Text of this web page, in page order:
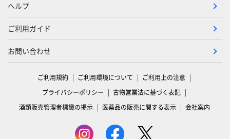
ヘルプ
ご利用ガイド
お問い合わせ
ご利用規約 ご利用環境について
ご利用上の注意
プライバシーポリシー
古物営業法に基づく表記
酒類販売管理者標識の掲示
医薬品の販売に関する表示 会社案内